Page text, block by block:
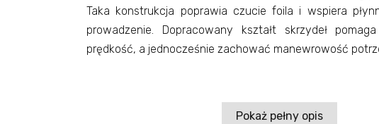
Taka konstrukcja poprawia czucie foila i wspiera
prowadzenie. Dopracowany kształt skrzydeł
prędkość, a jednocześnie zachować manewrowość
Pokaż pełny opis